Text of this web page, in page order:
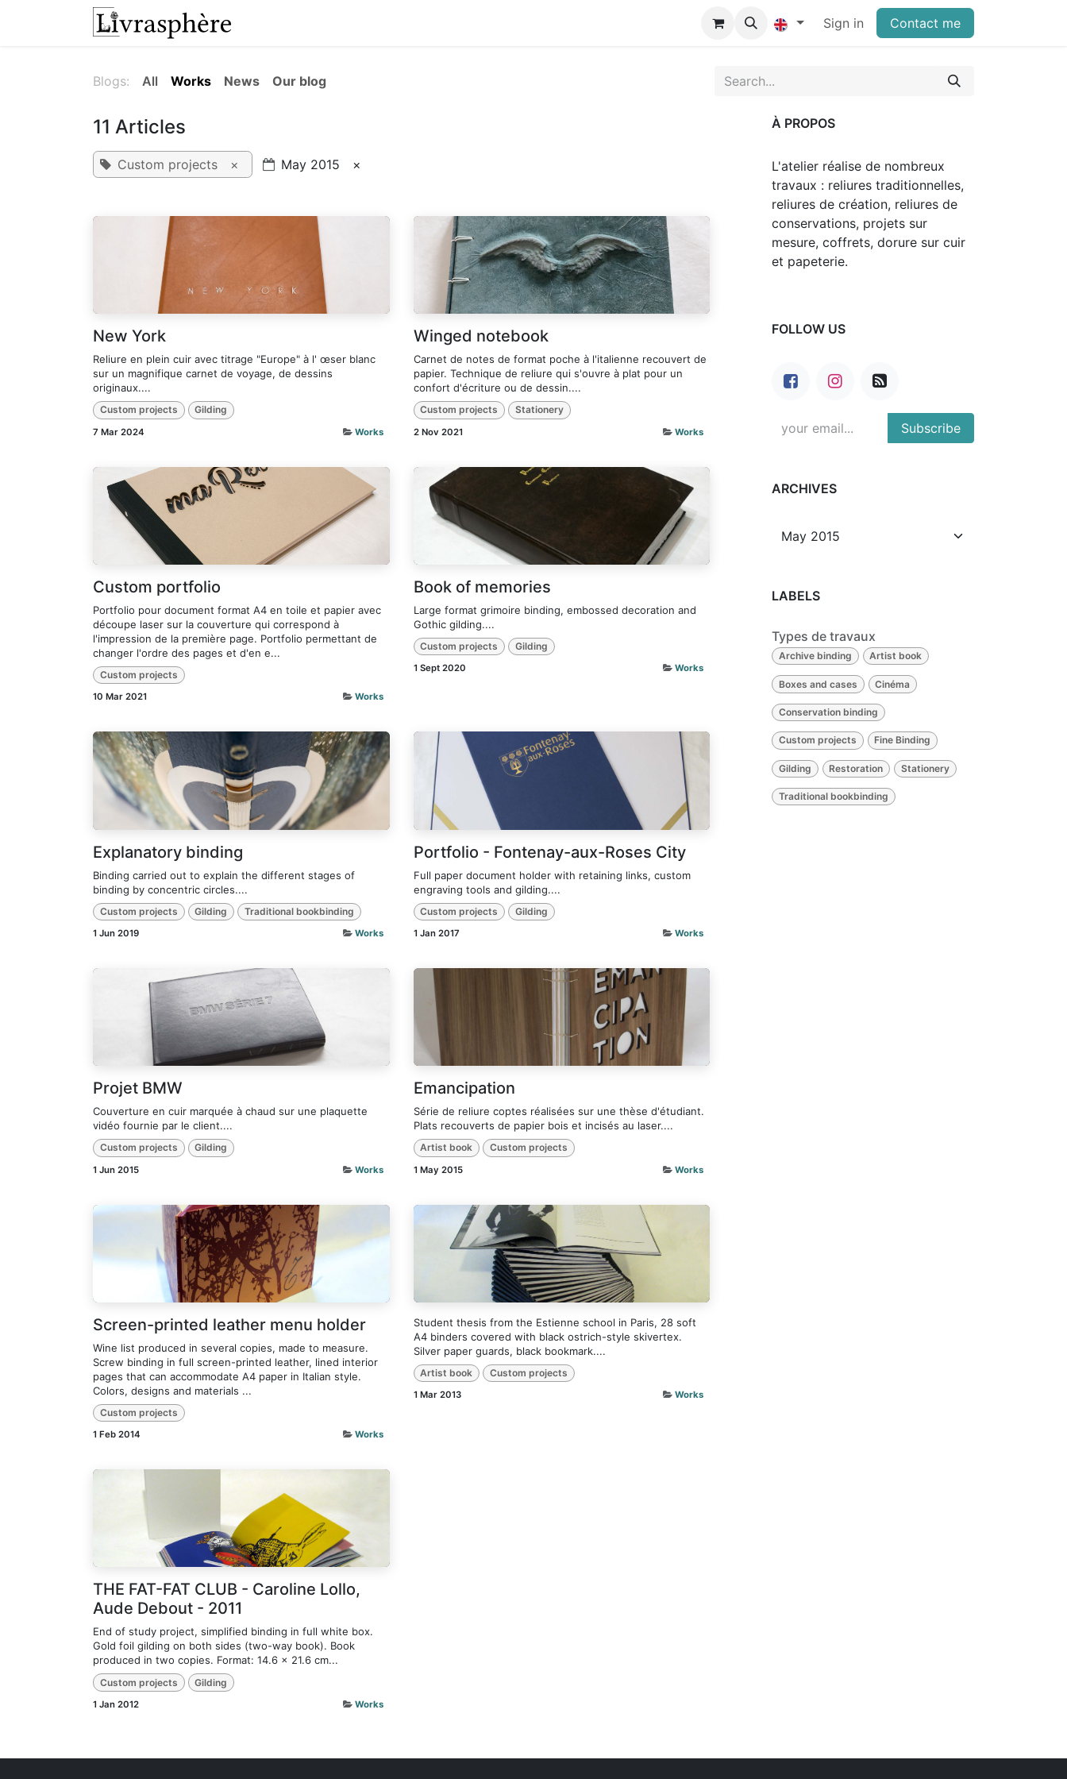
Skip to Content
Sign in Contact me
Blogs: All Works News Our blog
11 Articles
Custom projects × May 2015 ×
New York
Reliure en plein cuir avec titrage "Europe" à l' œser blanc
sur un magnifique carnet de voyage, de dessins
originaux....
Custom projects Gilding
7 Mar 2024 Works
Winged notebook
Carnet de notes de format poche à l'italienne recouvert de
papier. Technique de reliure qui s'ouvre à plat pour un
confort d'écriture ou de dessin....
Custom projects Stationery
2 Nov 2021 Works
Custom portfolio
Portfolio pour document format A4 en toile et papier avec
découpe laser sur la couverture qui correspond à
l'impression de la première page. Portfolio permettant de
changer l'ordre des pages et d'en e...
Custom projects
10 Mar 2021 Works
Book of memories
Large format grimoire binding, embossed decoration and
Gothic gilding....
Custom projects Gilding
1 Sept 2020 Works
Explanatory binding
Binding carried out to explain the different stages of
binding by concentric circles....
Custom projects Gilding Traditional bookbinding
1 Jun 2019 Works
Portfolio - Fontenay-aux-Roses City
Full paper document holder with retaining links, custom
engraving tools and gilding....
Custom projects Gilding
1 Jan 2017 Works
Projet BMW
Couverture en cuir marquée à chaud sur une plaquette
vidéo fournie par le client....
Custom projects Gilding
1 Jun 2015 Works
Emancipation
Série de reliure coptes réalisées sur une thèse d'étudiant.
Plats recouverts de papier bois et incisés au laser....
Artist book Custom projects
1 May 2015 Works
Screen-printed leather menu holder
Wine list produced in several copies, made to measure.
Screw binding in full screen-printed leather, lined interior
pages that can accommodate A4 paper in Italian style.
Colors, designs and materials ...
Custom projects
1 Feb 2014 Works
Student thesis from the Estienne school in Paris, 28 soft
A4 binders covered with black ostrich-style skivertex.
Silver paper guards, black bookmark....
Artist book Custom projects
1 Mar 2013 Works
THE FAT-FAT CLUB - Caroline Lollo,
Aude Debout - 2011
End of study project, simplified binding in full white box.
Gold foil gilding on both sides (two-way book). Book
produced in two copies. Format: 14.6 x 21.6 cm...
Custom projects Gilding
1 Jan 2012 Works
À PROPOS
L'atelier réalise de nombreux
travaux : reliures traditionnelles,
reliures de création, reliures de
conservations, projets sur
mesure, coffrets, dorure sur cuir
et papeterie.
FOLLOW US
Subscribe
ARCHIVES
LABELS
Types de travaux
Archive binding Artist book
Boxes and cases Cinéma
Conservation binding
Custom projects Fine Binding
Gilding Restoration Stationery
Traditional bookbinding